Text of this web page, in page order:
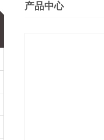
产品中心